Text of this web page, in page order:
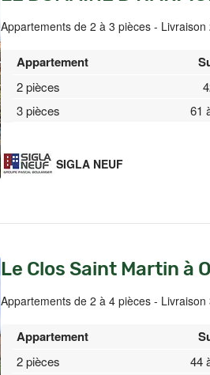
Appartements de 2 à 3 pièces -
Appartement
2 pièces
3 pièces 61
SIGLA NEUF
Le Clos Saint Martin à
Appartements de 2 à 4 pièces -
Appartement
2 pièces 44